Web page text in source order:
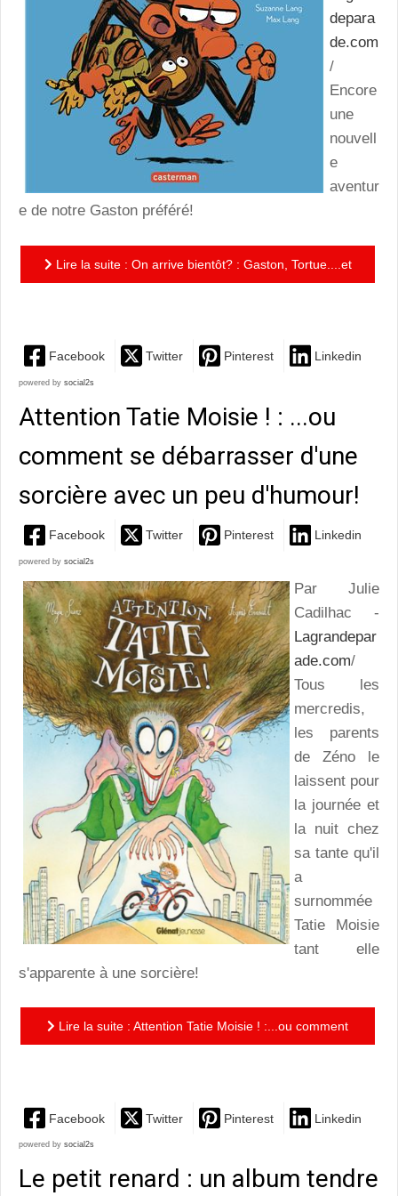
depara
de.com
/
Encore
une
nouvell
e
aventur
e de notre Gaston préféré!
Lire la suite : On arrive bientôt? : Gaston, Tortue....et
Facebook Twitter Pinterest Linkedin
powered by social2s
Attention Tatie Moisie ! : ...ou
comment se débarrasser d'une
sorcière avec un peu d'humour!
Facebook Twitter Pinterest Linkedin
powered by social2s
Par Julie
Cadilhac -
Lagrandepar
ade.com/
Tous les
mercredis,
les parents
de Zéno le
laissent pour
la journée et
la nuit chez
sa tante qu'il
a
surnommée
Tatie Moisie
tant elle
s'apparente à une sorcière!
Lire la suite : Attention Tatie Moisie ! :...ou comment
Facebook Twitter Pinterest Linkedin
powered by social2s
Le petit renard : un album tendre